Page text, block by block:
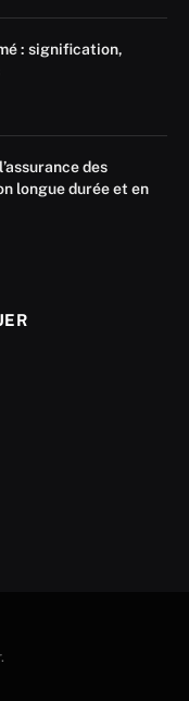
: signification,
des
longue durée et en